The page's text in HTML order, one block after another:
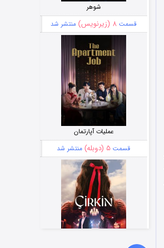
شوهر
قسمت ۸ (زیرنویس) منتشر شد
عملیات آپارتمان
قسمت ۵ (دوبله) منتشر شد